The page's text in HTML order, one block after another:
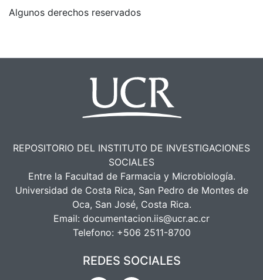
Algunos derechos reservados
REPOSITORIO DEL INSTITUTO DE INVESTIGACIONES
SOCIALES
Entre la Facultad de Farmacia y Microbiología.
Universidad de Costa Rica, San Pedro de Montes de
Oca, San José, Costa Rica.
Email: documentacion.iis@ucr.ac.cr
Telefono: +506 2511-8700
REDES SOCIALES